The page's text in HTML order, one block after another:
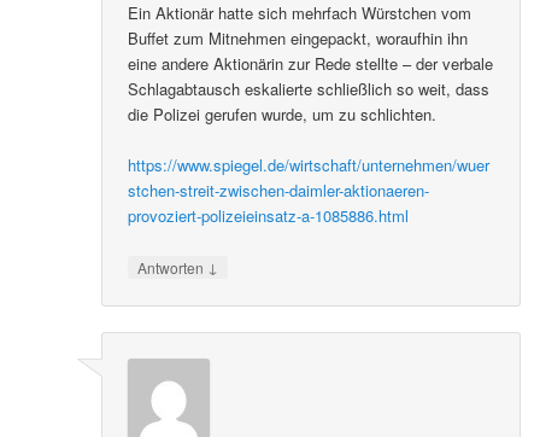
Ein Aktionär hatte sich mehrfach Würstchen vom
Buffet zum Mitnehmen eingepackt, woraufhin ihn
eine andere Aktionärin zur Rede stellte – der verbale
Schlagabtausch eskalierte schließlich so weit, dass
die Polizei gerufen wurde, um zu schlichten.
https://www.spiegel.de/wirtschaft/unternehmen/wuer
stchen-streit-zwischen-daimler-aktionaeren-
provoziert-polizeieinsatz-a-1085886.html
Antworten ↓